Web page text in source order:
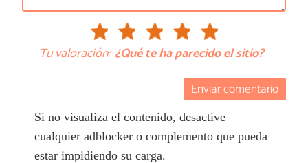
Tu valoración: ¿Qué te ha parecido el sitio?
Enviar comentario
Si no visualiza el contenido, desactive
cualquier adblocker o complemento que pueda
estar impidiendo su carga.